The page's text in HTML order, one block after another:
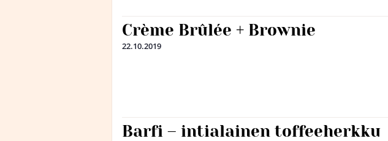
Crème Brûlée + Brownie
22.10.2019
Barfi – intialainen toffeeherkku